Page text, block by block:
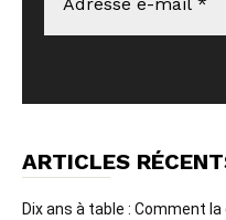
ARTICLES
Dix ans à table : Comment